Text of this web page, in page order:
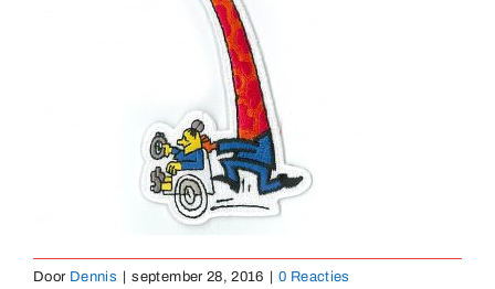
Door Dennis september 28, 2016 0 Reacties